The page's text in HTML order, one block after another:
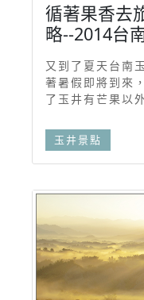
循著果香去
略--2014台
又到了夏天台南
著暑假即將到來
了玉井有芒果以
玉井景點